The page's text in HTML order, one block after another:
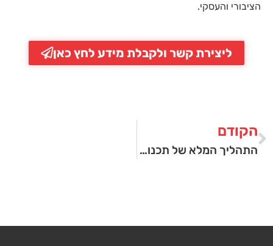
הציבורי והעסקי.
ליצירת קשר ולקבלת מידע לחץ כאן
הקודם
התהליך המלא של תכנון, עיצוב והקמת אנדרטאות